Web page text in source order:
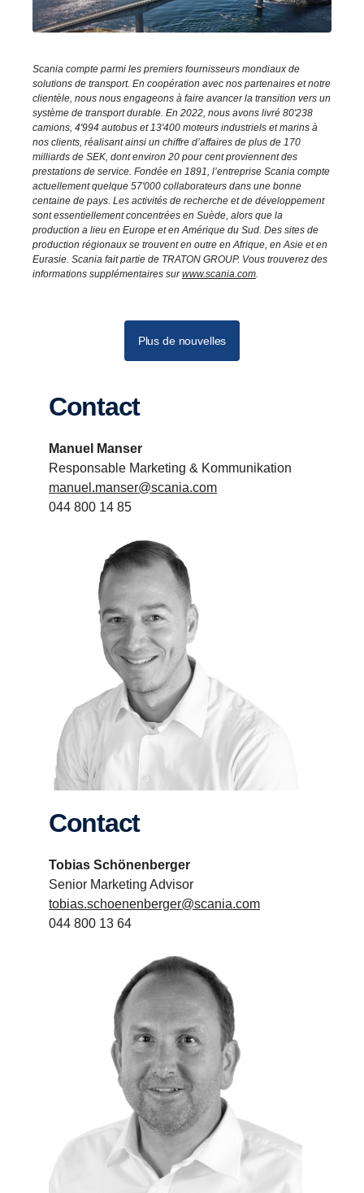
Scania compte parmi les premiers fournisseurs mondiaux de
solutions de transport. En coopération avec nos partenaires et notre
clientèle, nous nous engageons à faire avancer la transition vers un
système de transport durable. En 2022, nous avons livré 80'238
camions, 4'994 autobus et 13'400 moteurs industriels et marins à
nos clients, réalisant ainsi un chiffre d’affaires de plus de 170
milliards de SEK, dont environ 20 pour cent proviennent des
prestations de service. Fondée en 1891, l’entreprise Scania compte
actuellement quelque 57'000 collaborateurs dans une bonne
centaine de pays. Les activités de recherche et de développement
sont essentiellement concentrées en Suède, alors que la
production a lieu en Europe et en Amérique du Sud. Des sites de
production régionaux se trouvent en outre en Afrique, en Asie et en
Eurasie. Scania fait partie de TRATON GROUP. Vous trouverez des
informations supplémentaires surwww.scania.com.
Plus de nouvelles
Contact
Manuel Manser
Responsable Marketing & Kommunikation
manuel.manser@scania.com
044 800 14 85
Contact
Tobias Schönenberger
Senior Marketing Advisor
tobias.schoenenberger@scania.com
044 800 13 64